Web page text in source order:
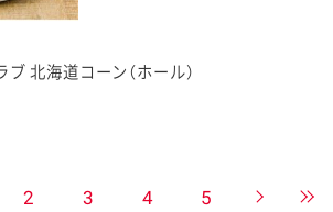
ブ 北海道コーン（ホール）
2 3 4 5